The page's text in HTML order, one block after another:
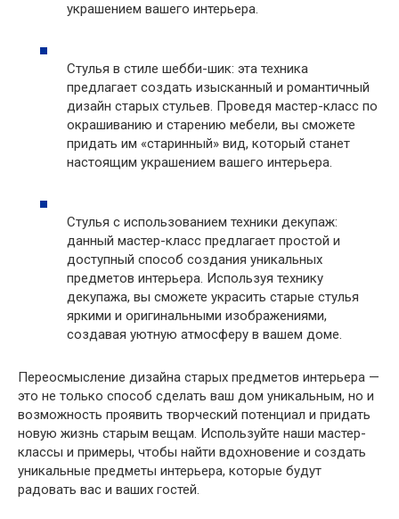
украшением вашего интерьера.
Стулья в стиле шебби-шик: эта техника
предлагает создать изысканный и романтичный
дизайн старых стульев. Проведя мастер-класс по
окрашиванию и старению мебели, вы сможете
придать им «старинный» вид, который станет
настоящим украшением вашего интерьера.
Стулья с использованием техники декупаж:
данный мастер-класс предлагает простой и
доступный способ создания уникальных
предметов интерьера. Используя технику
декупажа, вы сможете украсить старые стулья
яркими и оригинальными изображениями,
создавая уютную атмосферу в вашем доме.
Переосмысление дизайна старых предметов интерьера —
это не только способ сделать ваш дом уникальным, но и
возможность проявить творческий потенциал и придать
новую жизнь старым вещам. Используйте наши мастер-
классы и примеры, чтобы найти вдохновение и создать
уникальные предметы интерьера, которые будут
радовать вас и ваших гостей.